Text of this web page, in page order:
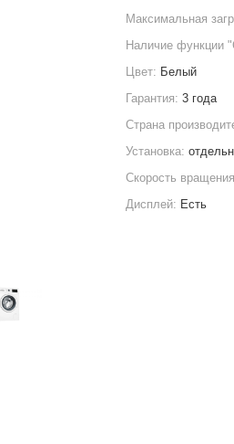
Максимальная
Наличие функции
Цвет: Белый
Гарантия:3 года
Страна
Установка:
Скорость
Дисплей: Есть